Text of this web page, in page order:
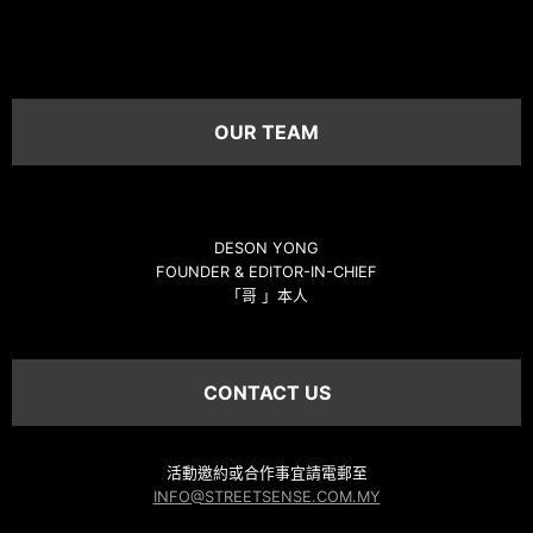
OUR TEAM
DESON YONG
FOUNDER & EDITOR-IN-CHIEF
「哥 」本人
CONTACT US
活動邀約或合作事宜請電郵至
INFO@STREETSENSE.COM.MY